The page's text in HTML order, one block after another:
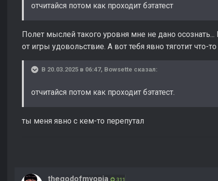
отчитайся потом как проходит бэтатест
Полет мыслей такого уровня мне не дано
от игры удовольствие. А вот тебя явно тяготит что-то
В 20.03.2025 в 06:47, Bowsette сказал:
отчитайся потом как проходит бэтатест.
ты меня явно с кем-то перепутал
thegodofmyopia 311